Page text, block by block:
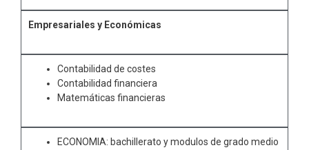
Empresariales y Económicas
Contabilidad de costes
Contabilidad financiera
Matemáticas financieras
ECONOMIA: bachillerato y modulos de grado medio